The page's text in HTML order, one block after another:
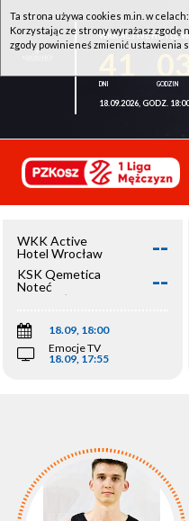
WKK ACTIVE HOTEL
18.09.2026, GODZ.
WKK Active
Hotel Wrocław
--
KSK Qemetica
Noteć
Inowrocław
--
18.09, 18:00
Emocje TV
18.09, 17:55
Ta strona używa cookies m.in. w
Korzystając ze strony wyrażasz zgodę
zgody powinieneś zmienić ustawienia